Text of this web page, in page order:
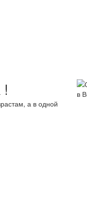
а в одной